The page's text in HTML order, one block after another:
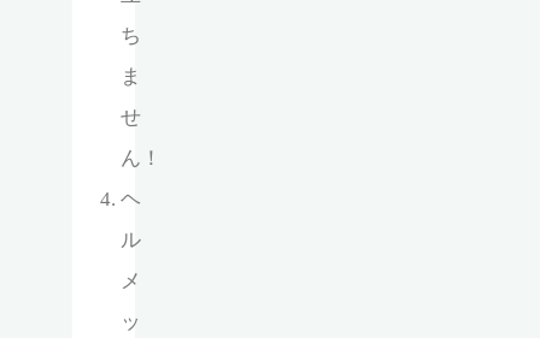
ち
ま
せ
ん！
ヘ
ル
メ
ッ